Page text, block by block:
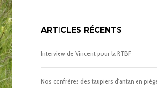
ARTICLES RÉCENTS
Interview de Vincent pour la RTBF
Nos confrères des taupiers d’antan en